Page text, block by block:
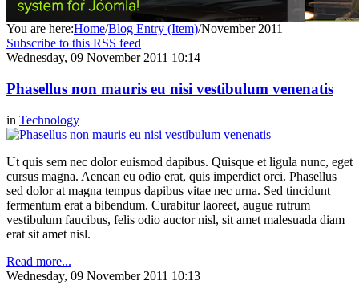
You are here:Home/Blog Entry (Item)/November 2011
Subscribe to this RSS feed
Wednesday, 09 November 2011 10:14
Phasellus non mauris eu nisi vestibulum venenatis
in Technology
Ut quis sem nec dolor euismod dapibus. Quisque et ligula nunc, eget
cursus magna. Aenean eu odio erat, quis imperdiet orci. Phasellus
sed dolor at magna tempus dapibus vitae nec urna. Sed tincidunt
fermentum erat a bibendum. Curabitur laoreet, augue rutrum
vestibulum faucibus, felis odio auctor nisl, sit amet malesuada diam
erat sit amet nisl.
Read more...
Wednesday, 09 November 2011 10:13